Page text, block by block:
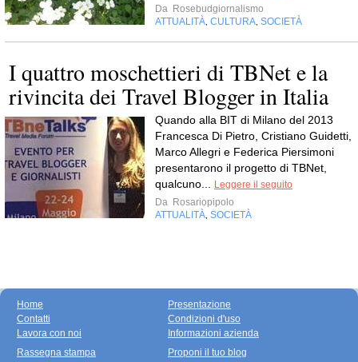
Da Rosebudgiornalismo
ATTUALITÀ CULTURA SOCIETÀ
I quattro moschettieri di TBNet e la
rivincita dei Travel Blogger in Italia
Quando alla BIT di Milano del 2013
Francesca Di Pietro, Cristiano Guidetti,
Marco Allegri e Federica Piersimoni
presentarono il progetto di TBNet,
qualcuno...
Leggere il seguito
Da Rosariopipolo
ATTUALITÀ SOCIETÀ
Home
Contatti
Lavora con noi
Presentazione
Condizioni d'uso
Informazioni azienda
Rassegna stampa
Proponi il tuo blog